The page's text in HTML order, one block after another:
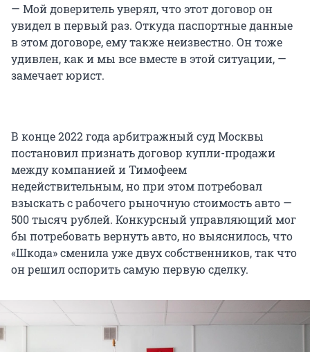
— Мой доверитель уверял, что этот договор он
увидел в первый раз. Откуда паспортные данные
в этом договоре, ему также неизвестно. Он тоже
удивлен, как и мы все вместе в этой ситуации, —
замечает юрист.
В конце 2022 года арбитражный суд Москвы
постановил признать договор купли-продажи
между компанией и Тимофеем
недействительным, но при этом потребовал
взыскать с рабочего рыночную стоимость авто —
500 тысяч рублей. Конкурсный управляющий мог
бы потребовать вернуть авто, но выяснилось, что
«Шкода» сменила уже двух собственников, так что
он решил оспорить самую первую сделку.